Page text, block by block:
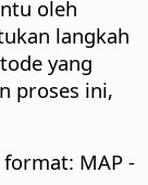
oleh
langkah
yang
proses ini,
format: MAP -